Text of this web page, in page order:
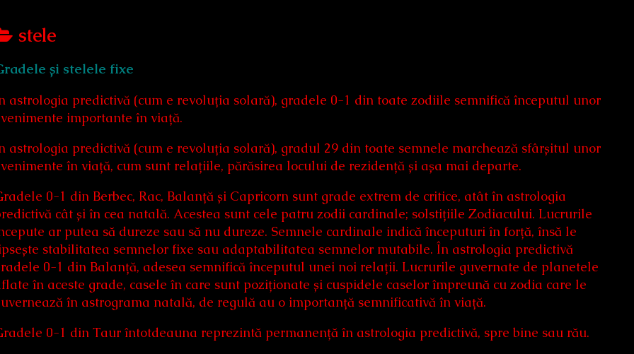
Posts
categoriezed
stele
și stelele fixe
astrologia predictivă (cum e revoluția solară), gradele 0-1 din toate zodiile semnifică începutul unor
importante în viață.
astrologia predictivă (cum e revoluția solară), gradul 29 din toate semnele marchează sfârșitul unor
în viață, cum sunt relațiile, părăsirea locului de rezidență și așa mai departe.
0-1 din Berbec, Rac, Balanță și Capricorn sunt grade extrem de critice, atât în astrologia
cât și în cea natală. Acestea sunt cele patru zodii cardinale; solstițiile Zodiacului. Lucrurile
ar putea să dureze sau să nu dureze. Semnele cardinale indică începuturi în forță, însă le
stabilitatea semnelor fixe sau adaptabilitatea semnelor mutabile. În astrologia predictivă
0-1 din Balanță, adesea semnifică începutul unei noi relații. Lucrurile guvernate de planetele
în aceste grade, casele în care sunt poziționate și cuspidele caselor împreună cu zodia care le
în astrograma natală, de regulă au o importanță semnificativă în viață.
0-1 din Taur întotdeauna reprezintă permanență în astrologia predictivă, spre bine sau rău.